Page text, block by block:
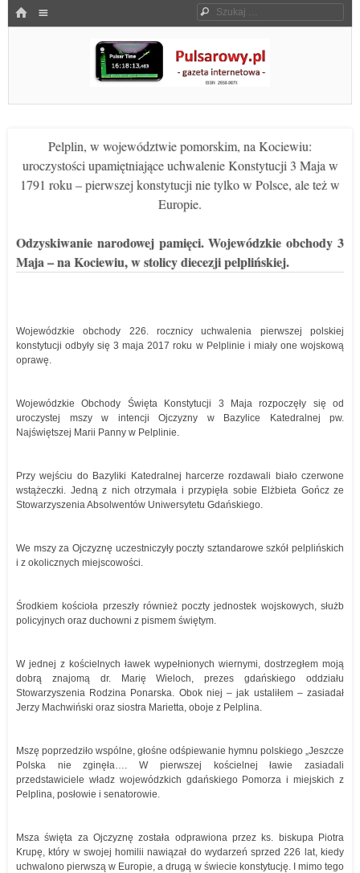
HOME Szukaj
Pulsarowy.pl
Pelplin, w województwie pomorskim, na Kociewiu:
uroczystości upamiętniające uchwalenie Konstytucji 3 Maja w
1791 roku – pierwszej konstytucji nie tylko w Polsce, ale też w
Europie.
Odzyskiwanie narodowej pamięci. Wojewódzkie obchody 3
Maja – na Kociewiu, w stolicy diecezji pelplińskiej.
Wojewódzkie obchody 226. rocznicy uchwalenia pierwszej polskiej
konstytucji odbyły się 3 maja 2017 roku w Pelplinie i miały one wojskową
oprawę.
Wojewódzkie Obchody Święta Konstytucji 3 Maja rozpoczęły się od
uroczystej mszy w intencji Ojczyzny w Bazylice Katedralnej pw.
Najświętszej Marii Panny w Pelplinie.
Przy wejściu do Bazyliki Katedralnej harcerze rozdawali biało czerwone
wstążeczki. Jedną z nich otrzymała i przypięła sobie Elżbieta Gończ ze
Stowarzyszenia Absolwentów Uniwersytetu Gdańskiego.
We mszy za Ojczyznę uczestniczyły poczty sztandarowe szkół pelplińskich
i z okolicznych miejscowości.
Środkiem kościoła przeszły również poczty jednostek wojskowych, służb
policyjnych oraz duchowni z pismem świętym.
W jednej z kościelnych ławek wypełnionych wiernymi, dostrzegłem moją
dobrą znajomą dr. Marię Wieloch, prezes gdańskiego oddziału
Stowarzyszenia Rodzina Ponarska. Obok niej – jak ustaliłem – zasiadał
Jerzy Machwiński oraz siostra Marietta, oboje z Pelplina.
Mszę poprzedziło wspólne, głośne odśpiewanie hymnu polskiego „Jeszcze
Polska nie zginęła…. W pierwszej kościelnej ławie zasiadali
przedstawiciele władz wojewódzkich gdańskiego Pomorza i miejskich z
Pelplina, posłowie i senatorowie.
Msza święta za Ojczyznę została odprawiona przez ks. biskupa Piotra
Krupę, który w swojej homilii nawiązał do wydarzeń sprzed 226 lat, kiedy
uchwalono pierwszą w Europie, a drugą w świecie konstytucję. I mimo tego